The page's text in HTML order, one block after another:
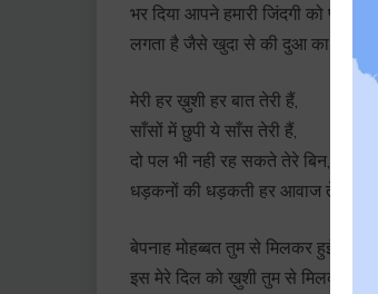
भर दिया आपने हमारी जिंदगी को प्यार से
लगता है जैसे खुदा से की दुआ का अंजाम
मेरी हर ख़ुशी हर बात तेरी हैं,
साँसों में छुपी ये साँस तेरी हैं,
दो पल भी नही रह सकते तेरे बिन,
धड़कनों की धड़कती हर आवाज तेरी हैं.
बेपनाह मोहब्बत तुम से मिलकर हुई,
इस मेरे दिल को ख़ुशी तुम से मिलकर हुई,